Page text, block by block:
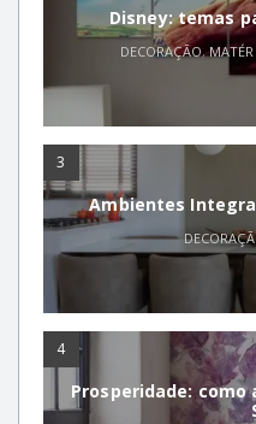
Disney: temas
DECORAÇÃO,
3
Ambientes
4
Prosperidade: